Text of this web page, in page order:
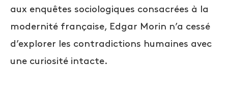
aux enquêtes sociologiques consacrées à la
modernité française, Edgar Morin n’a cessé
d’explorer les contradictions humaines avec
une curiosité intacte.